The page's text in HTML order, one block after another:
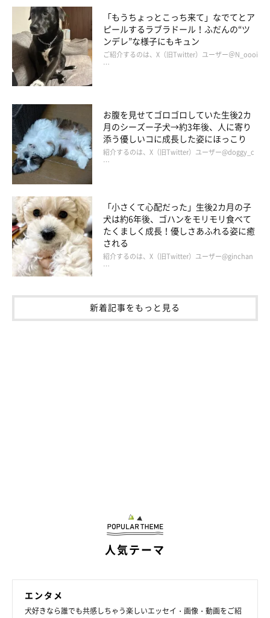
「もうちょっとこっち来て」なでてとア
ピールするラブラドール！ふだんの“ツ
ンデレ”な様子にもキュン
ご紹介するのは、X（旧Twitter）ユーザー＠N_oooi
…
お腹を見せてゴロゴロしていた生後2カ
月のシーズー子犬→約3年後、人に寄り
添う優しいコに成長した姿にほっこり
紹介するのは、X（旧Twitter）ユーザー@doggy_c
…
「小さくて心配だった」生後2カ月の子
犬は約6年後、ゴハンをモリモリ食べて
たくましく成長！優しさあふれる姿に癒
される
紹介するのは、X（旧Twitter）ユーザー@ginchan
…
新着記事をもっと見る
人気テーマ
エンタメ
犬好きなら誰でも共感しちゃう楽しいエッセイ・画像・動画をご紹